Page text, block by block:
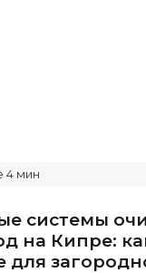
системы
на Кипре:
для